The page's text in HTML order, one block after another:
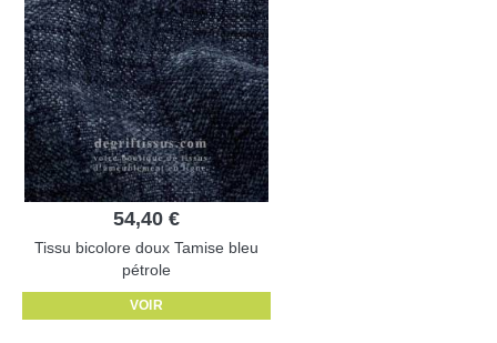
54,40 €
Tissu bicolore doux Tamise bleu
pétrole
VOIR